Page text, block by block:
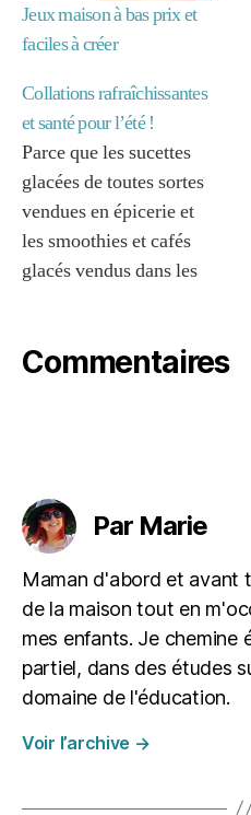
Jeux maison à bas prix et
faciles à créer
Collations rafraîchissantes
et santé pour l’été !
Parce que les sucettes
glacées de toutes sortes
vendues en épicerie et
les smoothies et cafés
glacés vendus dans les
dispendieux et c’est très
propres collations
rafraîchissantes pour
Commentaires
c
h
a
n
g
e,
r
e
e
tt
e,
ri
Par Marie
Maman d'abord et avant
de la maison tout en
mes enfants. Je chemine
partiel, dans des études
domaine de l'éducation.
Voir l’archive →